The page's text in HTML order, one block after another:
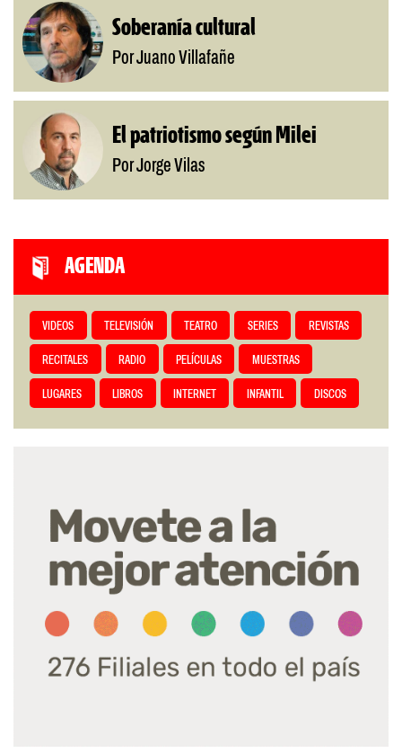
Soberanía cultural
Por Juano Villafañe
El patriotismo según Milei
Por Jorge Vilas
AGENDA
VIDEOS TELEVISIÓN TEATRO SERIES REVISTAS
RECITALES RADIO PELÍCULAS MUESTRAS
LUGARES LIBROS INTERNET INFANTIL DISCOS